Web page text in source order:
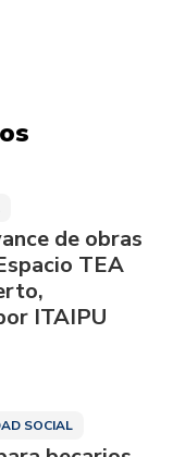
de obras
TEA
ITAIPU
SOCIAL